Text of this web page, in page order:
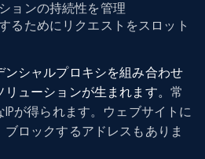
ョンの持続性を管理
るためにリクエストをスロット
ンシャルプロキシを組み合わせ
ューションが生まれます。 常
が得られます。ウェブサイトに
ロックするアドレスもありま